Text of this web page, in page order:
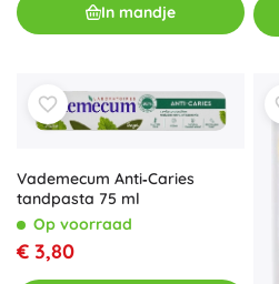
In mandje
Vademecum Anti‑Caries
tandpasta 75 ml
Op voorraad
€ 3,80